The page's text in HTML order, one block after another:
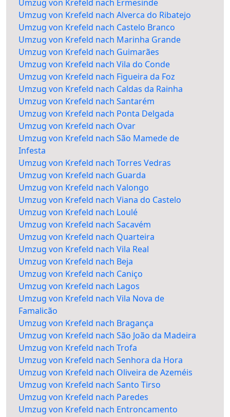
Umzug von Krefeld nach Ermesinde
Umzug von Krefeld nach Alverca do Ribatejo
Umzug von Krefeld nach Castelo Branco
Umzug von Krefeld nach Marinha Grande
Umzug von Krefeld nach Guimarães
Umzug von Krefeld nach Vila do Conde
Umzug von Krefeld nach Figueira da Foz
Umzug von Krefeld nach Caldas da Rainha
Umzug von Krefeld nach Santarém
Umzug von Krefeld nach Ponta Delgada
Umzug von Krefeld nach Ovar
Umzug von Krefeld nach São Mamede de
Infesta
Umzug von Krefeld nach Torres Vedras
Umzug von Krefeld nach Guarda
Umzug von Krefeld nach Valongo
Umzug von Krefeld nach Viana do Castelo
Umzug von Krefeld nach Loulé
Umzug von Krefeld nach Sacavém
Umzug von Krefeld nach Quarteira
Umzug von Krefeld nach Vila Real
Umzug von Krefeld nach Beja
Umzug von Krefeld nach Caniço
Umzug von Krefeld nach Lagos
Umzug von Krefeld nach Vila Nova de
Famalicão
Umzug von Krefeld nach Bragança
Umzug von Krefeld nach São João da Madeira
Umzug von Krefeld nach Trofa
Umzug von Krefeld nach Senhora da Hora
Umzug von Krefeld nach Oliveira de Azeméis
Umzug von Krefeld nach Santo Tirso
Umzug von Krefeld nach Paredes
Umzug von Krefeld nach Entroncamento